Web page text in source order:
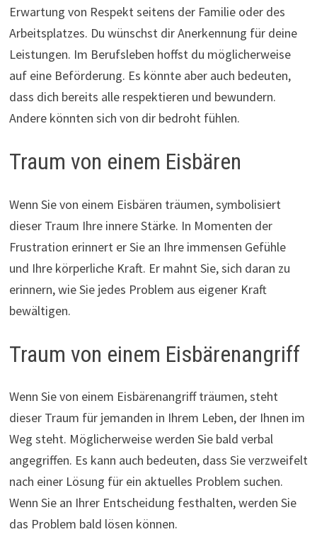
Erwartung von Respekt seitens der Familie oder des
Arbeitsplatzes. Du wünschst dir Anerkennung für deine
Leistungen. Im Berufsleben hoffst du möglicherweise
auf eine Beförderung. Es könnte aber auch bedeuten,
dass dich bereits alle respektieren und bewundern.
Andere könnten sich von dir bedroht fühlen.
Traum von einem Eisbären
Wenn Sie von einem Eisbären träumen, symbolisiert
dieser Traum Ihre innere Stärke. In Momenten der
Frustration erinnert er Sie an Ihre immensen Gefühle
und Ihre körperliche Kraft. Er mahnt Sie, sich daran zu
erinnern, wie Sie jedes Problem aus eigener Kraft
bewältigen.
Traum von einem Eisbärenangriff
Wenn Sie von einem Eisbärenangriff träumen, steht
dieser Traum für jemanden in Ihrem Leben, der Ihnen im
Weg steht. Möglicherweise werden Sie bald verbal
angegriffen. Es kann auch bedeuten, dass Sie verzweifelt
nach einer Lösung für ein aktuelles Problem suchen.
Wenn Sie an Ihrer Entscheidung festhalten, werden Sie
das Problem bald lösen können.